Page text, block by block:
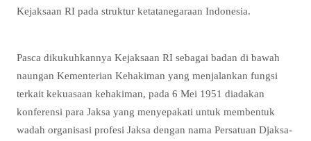
Kejaksaan RI pada struktur ketatanegaraan Indonesia.
Pasca dikukuhkannya Kejaksaan RI sebagai badan di bawah
naungan Kementerian Kehakiman yang menjalankan fungsi
terkait kekuasaan kehakiman, pada 6 Mei 1951 diadakan
konferensi para Jaksa yang menyepakati untuk membentuk
wadah organisasi profesi Jaksa dengan nama Persatuan Djaksa-